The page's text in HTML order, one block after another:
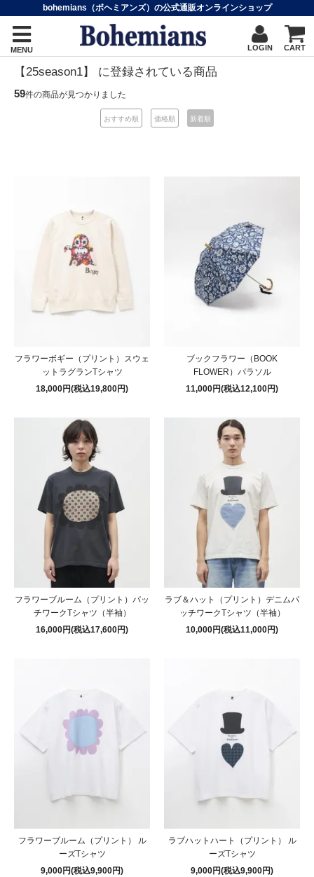
bohemians（ボヘミアンズ）の公式通販オンラインショップ
MENU LOGIN CART
【25season1】 に登録されている商品
59件の商品が見つかりました
おすすめ順 価格順 新着順
フラワーボギー（プリント）スウェ
ットラグランTシャツ
18,000円(税込19,800円)
ブックフラワー（BOOK
FLOWER）パラソル
11,000円(税込12,100円)
フラワーブルーム（プリント）パッ
チワークTシャツ（半袖）
16,000円(税込17,600円)
ラブ＆ハット（プリント）デニムパ
ッチワークTシャツ（半袖）
10,000円(税込11,000円)
フラワーブルーム（プリント） ル
ーズTシャツ
9,000円(税込9,900円)
ラブハットハート（プリント） ル
ーズTシャツ
9,000円(税込9,900円)